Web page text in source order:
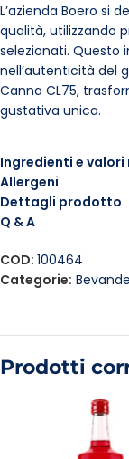
L’azienda Boero si
qualità, utilizzando
selezionati. Questo
nell’autenticità del
Canna CL75,
gustativa unica.
Ingredienti e
Allergeni
Dettagli prodotto
Q & A
COD: 100464
Categorie: Bevande
Prodotti